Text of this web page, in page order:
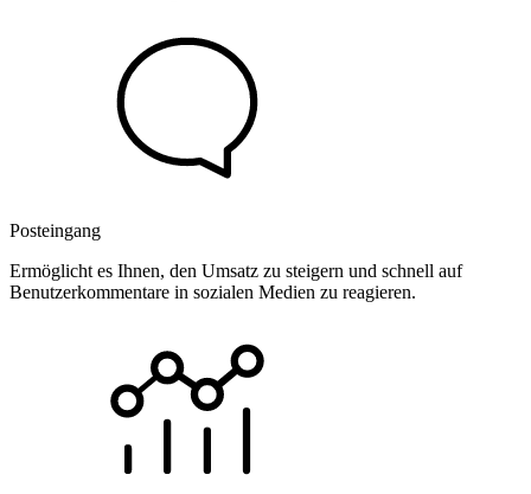
Posteingang
Ermöglicht es Ihnen, den Umsatz zu steigern und schnell auf
Benutzerkommentare in sozialen Medien zu reagieren.